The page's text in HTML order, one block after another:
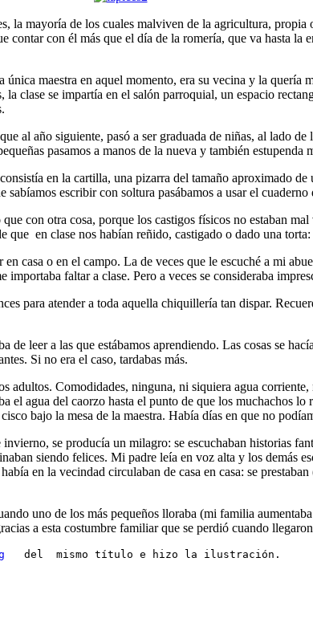
la mayoría de los cuales malviven de la agricultura,
con él más que el día de la romería, que va hasta la
maestra en aquel momento, era su vecina y la quería
clase se impartía en el salón parroquial, un espacio
al año siguiente, pasó a ser graduada de niñas, al lado
pasamos a manos de la nueva y también estupenda
en la cartilla, una pizarra del tamaño aproximado
escribir con soltura pasábamos a usar el
con otra cosa, porque los castigos físicos no estaban
que en clase nos habían reñido, castigado o dado una
casa o en el campo. La de veces que le escuché a mi
faltar a clase. Pero a veces se consideraba
para atender a toda aquella chiquillería tan dispar.
leer a las que estábamos aprendiendo. Las cosas se
Si no era el caso, tardabas más.
adultos. Comodidades, ninguna, ni siquiera agua
el agua del caorzo hasta el punto de que los muchachos
bajo la mesa de la maestra. Había días en que no
se producía un milagro: se escuchaban historias
siendo felices. Mi padre leía en voz alta y los demás
en la vecindad circulaban de casa en casa: se
uno de los más pequeños lloraba (mi familia
a esta costumbre familiar que se perdió cuando
   del  mismo título e hizo la ilustración.